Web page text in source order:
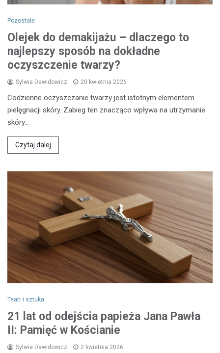
Pozostałe
Olejek do demakijażu – dlaczego to
najlepszy sposób na dokładne
oczyszczenie twarzy?
Sylwia Dawidowicz 20 kwietnia 2026
Codzienne oczyszczanie twarzy jest istotnym elementem
pielęgnacji skóry. Zabieg ten znacząco wpływa na utrzymanie
skóry…
Czytaj dalej
Teatr i sztuka
21 lat od odejścia papieża Jana Pawła
II: Pamięć w Kościanie
Sylwia Dawidowicz 2 kwietnia 2026